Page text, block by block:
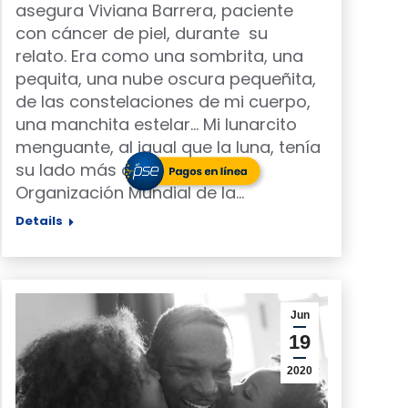
asegura Viviana Barrera, paciente
con cáncer de piel, durante su
relato. Era como una sombrita, una
pequita, una nube oscura pequeñita,
de las constelaciones de mi cuerpo,
una manchita estelar… Mi lunarcito
menguante, al igual que la luna, tenía
su lado más oscuro. Según la
Organización Mundial de la…
Details
Jun
19
2020